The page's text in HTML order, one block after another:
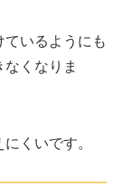
いるようにも
くなりま
くいです。